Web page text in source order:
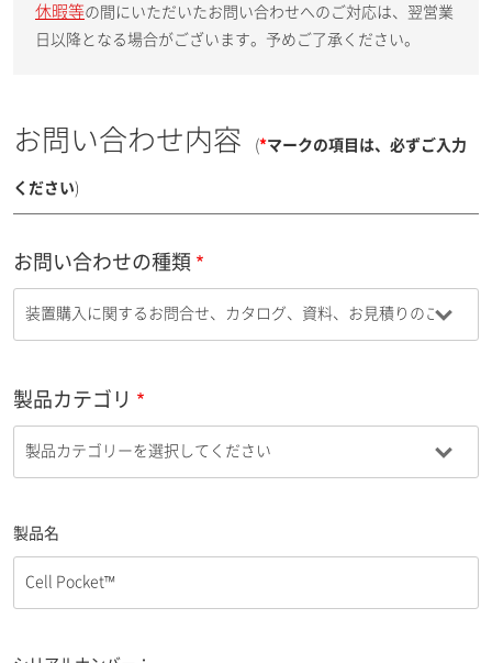
休暇等の間にいただいたお問い合わせへのご対応は、翌営業
日以降となる場合がございます。予めご了承ください。
お問い合わせ内容 (*マークの項目は、必ずご入力
ください)
お問い合わせの種類
製品カテゴリ
製品名